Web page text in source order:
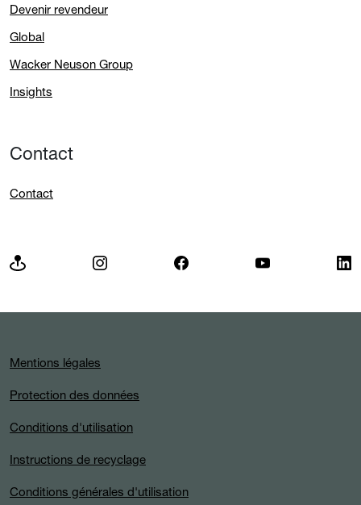
Devenir revendeur
Global
Wacker Neuson Group
Insights
Contact
Contact
Mentions légales
Protection des données
Conditions d'utilisation
Instructions de recyclage
Conditions générales d'utilisation